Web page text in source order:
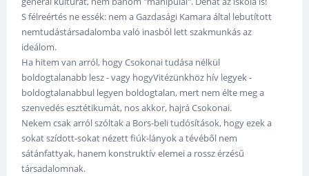
S félreértés ne essék: nem a Gazdasági Kamara által lebutított
nemtudástársadalomba való inasból lett szakmunkás az
ideálom.
Ha hitem van arról, hogy Csokonai tudása nélkül
boldogtalanabb lesz - vagy hogyVitézünkhöz hív legyek -
boldogtalanabbul legyen boldogtalan, mert nem élte meg a
szenvedés esztétikumát, nos akkor, hajrá Csokonai.
Nekem csak arról szóltak a Bors-beli tudósítások, hogy ezek a
sokat szídott-sokat nézett fiúk-lányok a tévéből nem
sátánfattyak, hanem konstruktív elemei a rossz érzésű
társadalomnak.